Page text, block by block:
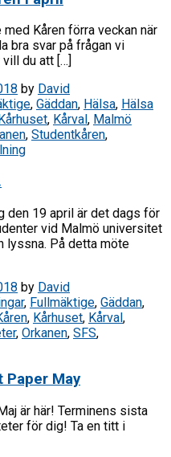
Kåren förra veckan när
bra svar på frågan vi
du att […]
by David
, Gäddan, Hälsa, Hälsa
Kårhuset, Kårval , Malmö
, Studentkåren,
den 19 april är det dags för
vid Malmö universitet
lyssna. På detta möte
by David
, Fullmäktige, Gäddan,
, Kårhuset, Kårval,
, Orkanen, SFS,
May
är här! Terminens sista
för dig! Ta en titt i